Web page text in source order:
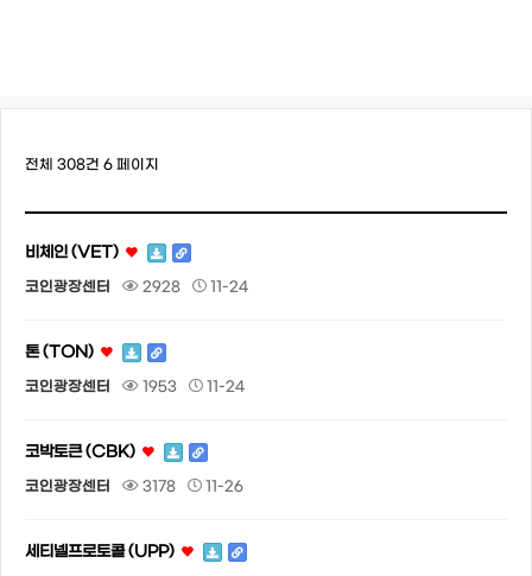
전체 308건 6 페이지
비체인 (VET)
코인광장센터 2928 11-24
톤 (TON)
코인광장센터 1953 11-24
코박토큰 (CBK)
코인광장센터 3178 11-26
세티넬프로토콜 (UPP)